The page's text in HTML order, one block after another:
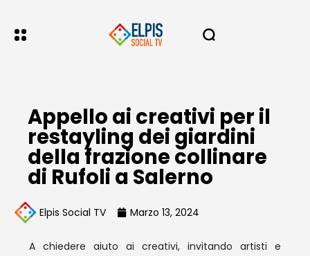
Appello ai creativi per il
restayling dei giardini
della frazione collinare
di Rufoli a Salerno
Elpis Social TV Marzo 13, 2024
A chiedere aiuto ai creativi, invitando artisti e